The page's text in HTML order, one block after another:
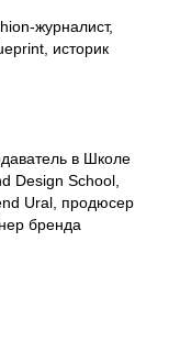
журналист,
историк
в Школе
Design School,
Ural, продюсер
бренда